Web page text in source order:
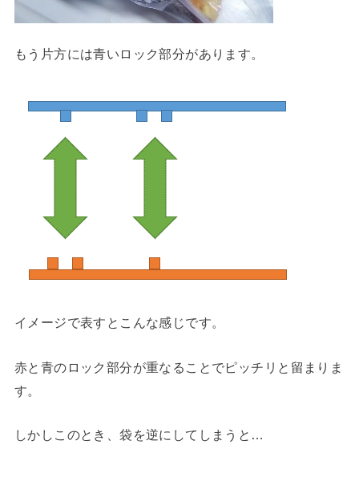
もう片方には青いロック部分があります。
イメージで表すとこんな感じです。
赤と青のロック部分が重なることでピッチリと留まりま
す。
しかしこのとき、袋を逆にしてしまうと…